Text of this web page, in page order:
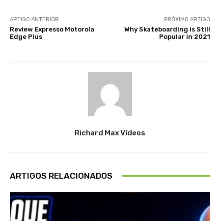
ARTIGO ANTERIOR
Review Expresso Motorola
Edge Plus
PRÓXIMO ARTIGO
Why Skateboarding is Still
Popular in 2021
Richard Max Vídeos
ARTIGOS RELACIONADOS